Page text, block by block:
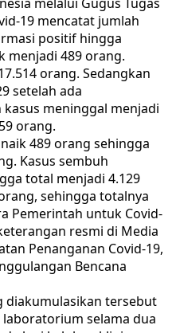
19 mencatat jumlah
positif hingga
menjadi 489 orang.
orang. Sedangkan
setelah ada
meninggal menjadi
orang.
489 orang sehingga
Kasus sembuh
total menjadi 4.129
sehingga totalnya
Pemerintah untuk Covid-
resmi di Media
Penanganan Covid-19,
Bencana
diakumulasikan tersebut
selama dua